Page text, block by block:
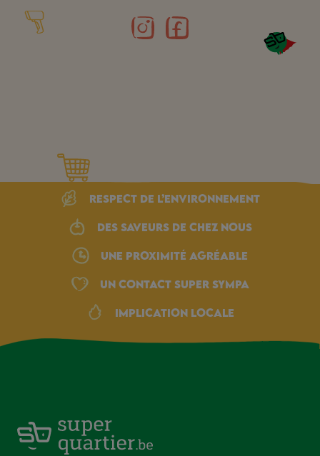
Respect de l’environnement
Des saveurs de chez nous
une proximité agréable
Un Contact Super Sympa
Implication locale